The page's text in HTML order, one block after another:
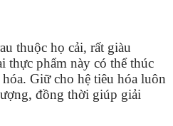
thuộc họ cải, rất giàu
thực phẩm này có thể thúc
Giữ cho hệ tiêu hóa luôn
đồng thời giúp giải